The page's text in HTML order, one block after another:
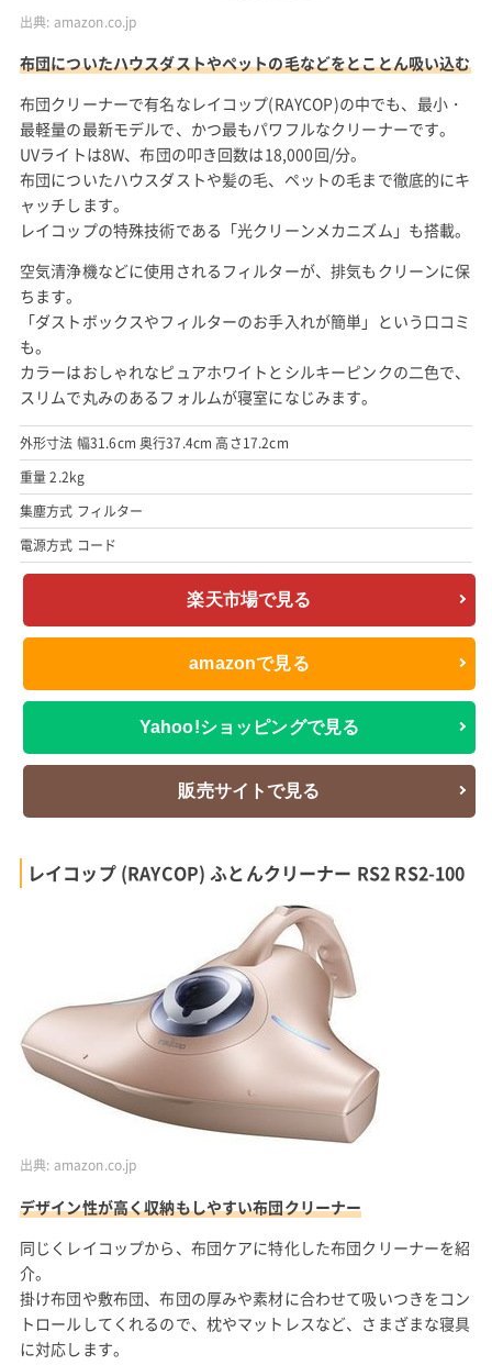
出典: amazon.co.jp
布団についたハウスダストやペットの毛などをとことん吸い込む
布団クリーナーで有名なレイコップ(RAYCOP)の中でも、最小・
最軽量の最新モデルで、かつ最もパワフルなクリーナーです。
UVライトは8W、布団の叩き回数は18,000回/分。
布団についたハウスダストや髪の毛、ペットの毛まで徹底的にキ
ャッチします。
レイコップの特殊技術である「光クリーンメカニズム」も搭載。
空気清浄機などに使用されるフィルターが、排気もクリーンに保
ちます。
「ダストボックスやフィルターのお手入れが簡単」という口コミ
も。
カラーはおしゃれなピュアホワイトとシルキーピンクの二色で、
スリムで丸みのあるフォルムが寝室になじみます。
外形寸法 幅31.6cm 奥行37.4cm 高さ17.2cm
重量 2.2kg
集塵方式 フィルター
電源方式 コード
楽天市場で見る
amazonで見る
Yahoo!ショッピングで見る
販売サイトで見る
レイコップ (RAYCOP) ふとんクリーナー RS2 RS2-100
出典: amazon.co.jp
デザイン性が高く収納もしやすい布団クリーナー
同じくレイコップから、布団ケアに特化した布団クリーナーを紹
介。
掛け布団や敷布団、布団の厚みや素材に合わせて吸いつきをコン
トロールしてくれるので、枕やマットレスなど、さまざまな寝具
に対応します。